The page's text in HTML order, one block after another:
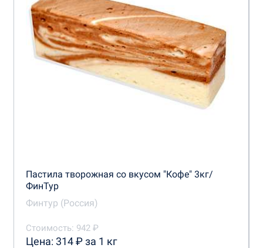
Пастила творожная со вкусом "Кофе" 3кг/
ФинТур
Финтур (Россия)
Стоимость: 942 ₽
Цена: 314 ₽ за 1 кг